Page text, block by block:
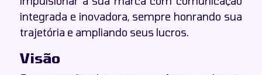
Termos de Uso do IndicaAí
integrada e inovadora, sempre honrando sua
trajetória e ampliando seus lucros.
Visão